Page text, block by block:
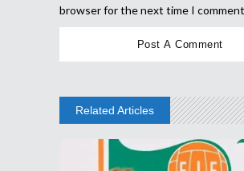
browser for the next time I
Related Articles